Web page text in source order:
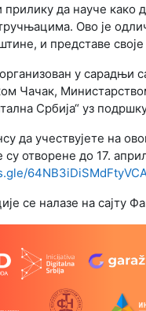
да науче како
Ово је
и представе
у
Чачак,
Србија“ уз
да учествујете на
су отворене до 17.
се налазе на сајту